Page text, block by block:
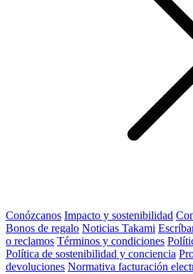
Conózcanos Impacto y sostenibilidad
Bonos de regalo Noticias Takami
o reclamos Términos y condiciones
Política de sostenibilidad y conciencia
devoluciones Normativa facturación